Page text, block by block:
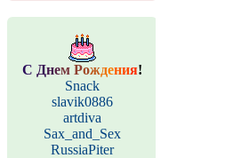
С Днем Рождения!
Snack
slavik0886
artdiva
Sax_and_Sex
RussiaPiter